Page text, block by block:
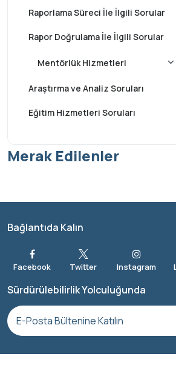
Raporlama Süreci İle İlgili Sorular
Rapor Doğrulama İle İlgili Sorular
Mentörlük Hizmetleri
Karbon Ayak İzi Mentörlüğü Soruları
Sürdürülebilirlik Raporlama (GRI) Mentörlüğü
Araştırma ve Analiz Soruları
Eğitim Hizmetleri Soruları
Merak Edilenler
Bağlantıda Kalın
Sürdürülebilirlik Yolculuğunda